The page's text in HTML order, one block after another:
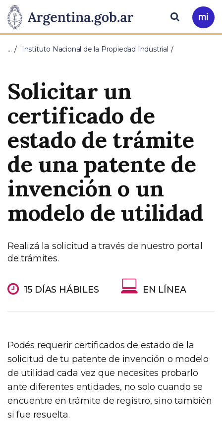
Presidencia
de
Nación
Pasar al contenido principal
Ir
a
Buscar
… Instituto Nacional de la Propiedad Industrial
Solicitar un
certificado de
estado de trámite
de una patente de
invención o un
modelo de utilidad
Realizá la solicitud a través de nuestro portal
de trámites.
15 DÍAS HÁBILES EN LÍNEA
Podés requerir certificados de estado de la
solicitud de tu patente de invención o modelo
de utilidad cada vez que necesites probarlo
ante diferentes entidades, no solo cuando se
encuentre en trámite de registro, sino también
si fue resuelta.